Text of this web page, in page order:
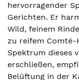
hervorragender
Gerichten. Er
Wild, feinem
zu reifem Comté-
Spektrum dieses
erschließen,
Belüftung in der